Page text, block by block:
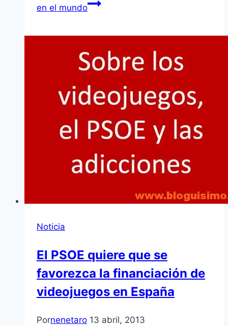
en el mundo
Noticia
El PSOE quiere que se
favorezca la financiación de
videojuegos en España
Pornenetaro 13 abril, 2013